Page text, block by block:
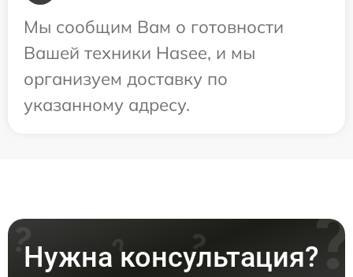
Мы сообщим Вам о готовности
Вашей техники Hasee, и мы
организуем доставку по
указанному адресу.
Нужна консультация?